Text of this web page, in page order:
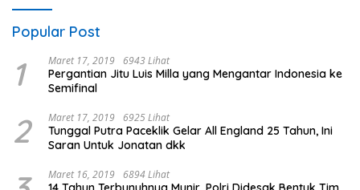
Popular Post
1 Maret 17, 2019 6943 Lihat
Pergantian Jitu Luis Milla yang Mengantar Indonesia ke
Semifinal
2 Maret 17, 2019 6925 Lihat
Tunggal Putra Paceklik Gelar All England 25 Tahun, Ini
Saran Untuk Jonatan dkk
Maret 16, 2019 6894 Lihat